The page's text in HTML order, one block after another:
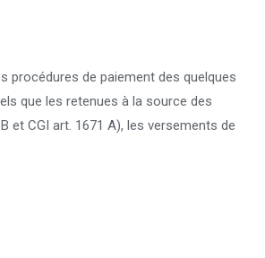
procédures de paiement des quelques
que les retenues à la source des
et CGI art. 1671 A), les versements de